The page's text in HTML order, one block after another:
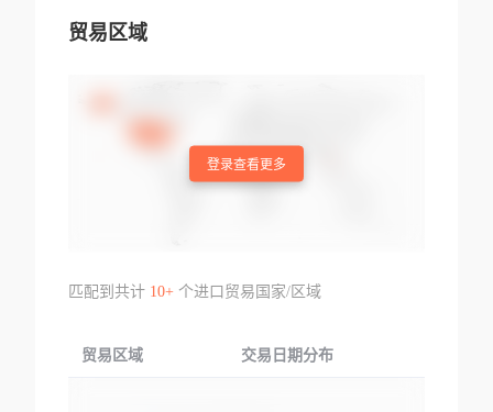
贸易区域
登录查看更多
匹配到共计 10+个进口贸易国家/区域
贸易区域 交易日期分布